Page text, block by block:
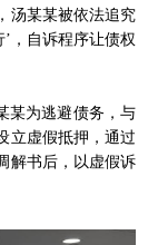
汤某某被依法追究
，自诉程序让债权
某为逃避债务，与
立虚假抵押，通过
解书后，以虚假诉